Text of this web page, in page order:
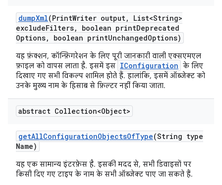
dumpXml(PrintWriter output,
List<String>
excludeFilters, boolean printDeprecated
Options, boolean printUnchangedOptions)
यह फ़ंक्शन, कॉन्फ़िगरेशन के लिए पूरी जानकारी वाली एक्सएमएल
फ़ाइल को वापस लाता है. इसमें इस IConfiguration के लिए
दिखाए गए सभी विकल्प शामिल होते हैं. हालांकि, इसमें ऑब्जेक्ट को
उनके मुख्य नाम के हिसाब से फ़िल्टर नहीं किया जाता.
abstract Collection<Object>
getAllConfigurationObjectsOfType(String type
Name)
यह एक सामान्य इंटरफ़ेस है. इसकी मदद से, सभी डिवाइसों पर
किसी दिए गए टाइप के नाम के सभी ऑब्जेक्ट पाए जा सकते हैं.